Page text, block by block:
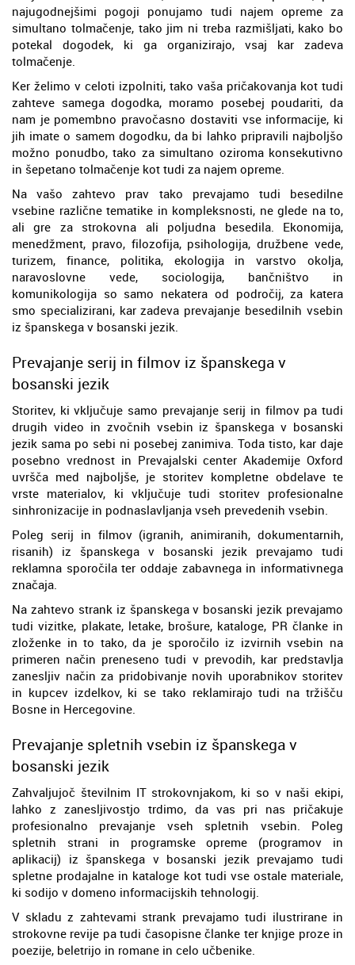
najugodnejšimi pogoji ponujamo tudi najem opreme za
simultano tolmačenje, tako jim ni treba razmišljati, kako bo
potekal dogodek, ki ga organizirajo, vsaj kar zadeva
tolmačenje.
Ker želimo v celoti izpolniti, tako vaša pričakovanja kot tudi
zahteve samega dogodka, moramo posebej poudariti, da
nam je pomembno pravočasno dostaviti vse informacije, ki
jih imate o samem dogodku, da bi lahko pripravili najboljšo
možno ponudbo, tako za simultano oziroma konsekutivno
in šepetano tolmačenje kot tudi za najem opreme.
Na vašo zahtevo prav tako prevajamo tudi besedilne
vsebine različne tematike in kompleksnosti, ne glede na to,
ali gre za strokovna ali poljudna besedila. Ekonomija,
menedžment, pravo, filozofija, psihologija, družbene vede,
turizem, finance, politika, ekologija in varstvo okolja,
naravoslovne vede, sociologija, bančništvo in
komunikologija so samo nekatera od področij, za katera
smo specializirani, kar zadeva prevajanje besedilnih vsebin
iz španskega v bosanski jezik.
Prevajanje serij in filmov iz španskega v
bosanski jezik
Storitev, ki vključuje samo prevajanje serij in filmov pa tudi
drugih video in zvočnih vsebin iz španskega v bosanski
jezik sama po sebi ni posebej zanimiva. Toda tisto, kar daje
posebno vrednost in Prevajalski center Akademije Oxford
uvršča med najboljše, je storitev kompletne obdelave te
vrste materialov, ki vključuje tudi storitev profesionalne
sinhronizacije in podnaslavljanja vseh prevedenih vsebin.
Poleg serij in filmov (igranih, animiranih, dokumentarnih,
risanih) iz španskega v bosanski jezik prevajamo tudi
reklamna sporočila ter oddaje zabavnega in informativnega
značaja.
Na zahtevo strank iz španskega v bosanski jezik prevajamo
tudi vizitke, plakate, letake, brošure, kataloge, PR članke in
zloženke in to tako, da je sporočilo iz izvirnih vsebin na
primeren način preneseno tudi v prevodih, kar predstavlja
zanesljiv način za pridobivanje novih uporabnikov storitev
in kupcev izdelkov, ki se tako reklamirajo tudi na tržišču
Bosne in Hercegovine.
Prevajanje spletnih vsebin iz španskega v
bosanski jezik
Zahvaljujoč številnim IT strokovnjakom, ki so v naši ekipi,
lahko z zanesljivostjo trdimo, da vas pri nas pričakuje
profesionalno prevajanje vseh spletnih vsebin. Poleg
spletnih strani in programske opreme (programov in
aplikacij) iz španskega v bosanski jezik prevajamo tudi
spletne prodajalne in kataloge kot tudi vse ostale materiale,
ki sodijo v domeno informacijskih tehnologij.
V skladu z zahtevami strank prevajamo tudi ilustrirane in
strokovne revije pa tudi časopisne članke ter knjige proze in
poezije, beletrijo in romane in celo učbenike.